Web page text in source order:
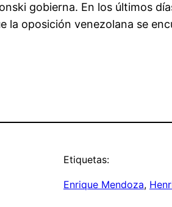
gobierna. En los últimos
la oposición venezolana se
Etiquetas:
Enrique Mendoza,